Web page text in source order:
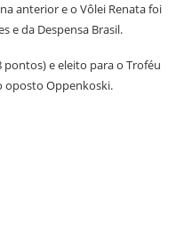
anterior e o Vôlei Renata foi
e da Despensa Brasil.
e eleito para o Troféu
oposto Oppenkoski.